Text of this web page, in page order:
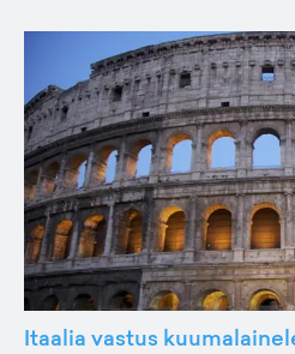
Itaalia vastus